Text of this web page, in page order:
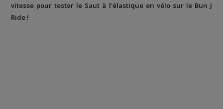
vitesse pour tester le Saut à l'élastique en vélo sur le Bun J
Ride !